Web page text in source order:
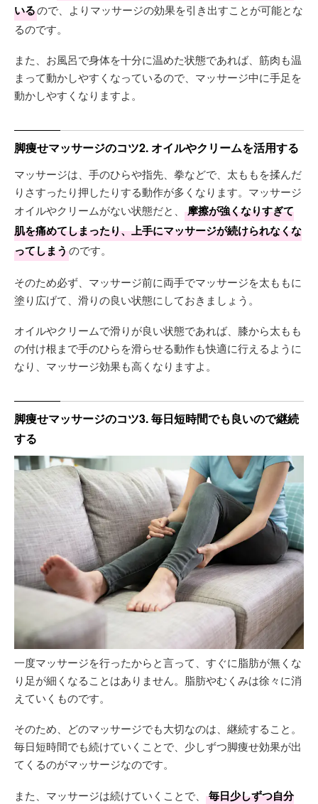
いるので、よりマッサージの効果を引き出すことが可能とな
るのです。
また、お風呂で身体を十分に温めた状態であれば、筋肉も温
まって動かしやすくなっているので、マッサージ中に手足を
動かしやすくなりますよ。
脚痩せマッサージのコツ2. オイルやクリームを活用する
マッサージは、手のひらや指先、拳などで、太ももを揉んだ
りさすったり押したりする動作が多くなります。マッサージ
オイルやクリームがない状態だと、
摩擦が強くなりすぎて
肌を痛めてしまったり、上手にマッサージが続けられなくな
ってしまうのです。
そのため必ず、マッサージ前に両手でマッサージを太ももに
塗り広げて、滑りの良い状態にしておきましょう。
オイルやクリームで滑りが良い状態であれば、膝から太もも
の付け根まで手のひらを滑らせる動作も快適に行えるように
なり、マッサージ効果も高くなりますよ。
脚痩せマッサージのコツ3. 毎日短時間でも良いので継続
する
一度マッサージを行ったからと言って、すぐに脂肪が無くな
り足が細くなることはありません。脂肪やむくみは徐々に消
えていくものです。
そのため、どのマッサージでも大切なのは、継続すること。
毎日短時間でも続けていくことで、少しずつ脚痩せ効果が出
てくるのがマッサージなのです。
また、マッサージは続けていくことで、
毎日少しずつ自分